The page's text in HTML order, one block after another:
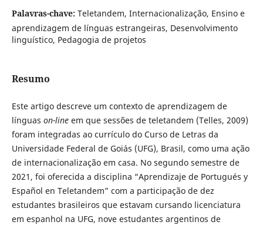
Palavras-chave: Teletandem, Internacionalização, Ensino e
aprendizagem de línguas estrangeiras, Desenvolvimento
linguístico, Pedagogia de projetos
Resumo
Este artigo descreve um contexto de aprendizagem de
línguas on-lineem que sessões de teletandem (Telles, 2009)
foram integradas ao currículo do Curso de Letras da
Universidade Federal de Goiás (UFG), Brasil, como uma ação
de internacionalização em casa. No segundo semestre de
2021, foi oferecida a disciplina “Aprendizaje de Portugués y
Español en Teletandem” com a participação de dez
estudantes brasileiros que estavam cursando licenciatura
em espanhol na UFG, nove estudantes argentinos de